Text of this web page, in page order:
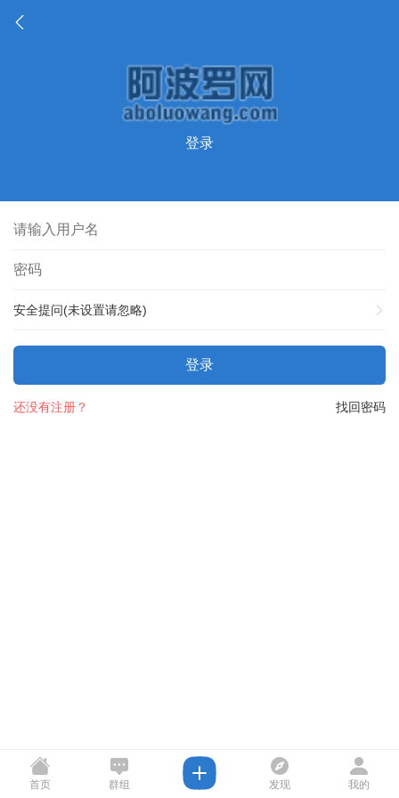
登录
安全提问(未设置请忽略)
登录
找回密码
还没有注册？
首页 群组 发现 我的